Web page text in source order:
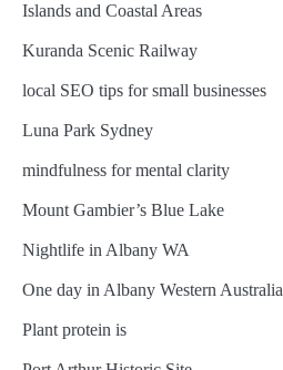
Islands and Coastal Areas
Kuranda Scenic Railway
local SEO tips for small businesses
Luna Park Sydney
mindfulness for mental clarity
Mount Gambier’s Blue Lake
Nightlife in Albany WA
One day in Albany Western Australia
Plant protein is